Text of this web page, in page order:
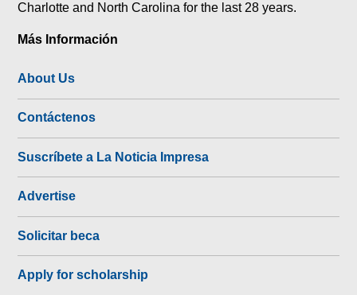
Charlotte and North Carolina for the last 28 years.
Más Información
About Us
Contáctenos
Suscríbete a La Noticia Impresa
Advertise
Solicitar beca
Apply for scholarship